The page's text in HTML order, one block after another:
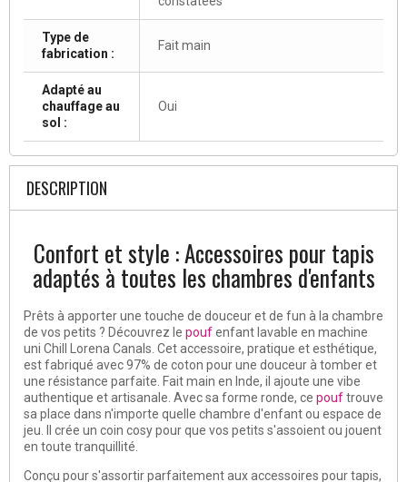
Type de
fabrication :
Fait main
Adapté au
chauffage au
sol :
Oui
DESCRIPTION
Confort et style : Accessoires pour tapis
adaptés à toutes les chambres d'enfants
Prêts à apporter une touche de douceur et de fun à la chambre
de vos petits ? Découvrez le poufenfant lavable en machine
uni Chill Lorena Canals. Cet accessoire, pratique et esthétique,
est fabriqué avec 97% de coton pour une douceur à tomber et
une résistance parfaite. Fait main en Inde, il ajoute une vibe
authentique et artisanale. Avec sa forme ronde, ce pouftrouve
sa place dans n'importe quelle chambre d'enfant ou espace de
jeu. Il crée un coin cosy pour que vos petits s'assoient ou jouent
en toute tranquillité.
Conçu pour s'assortir parfaitement aux accessoires pour tapis,